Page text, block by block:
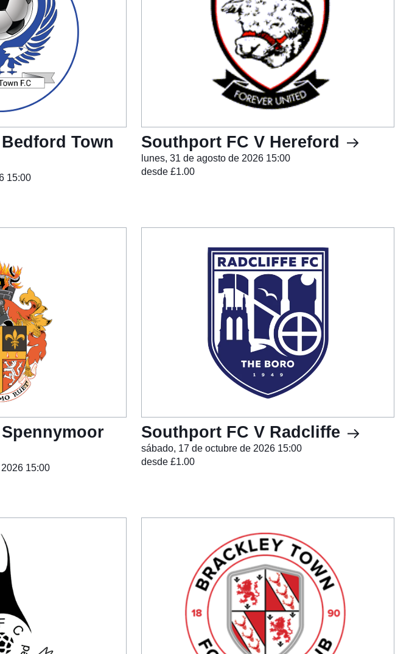
Town
15:00
Southport FC V Hereford
lunes, 31 de agosto de 2026 15:00
desde £1.00
15:00
Southport FC V Radcliffe
sábado, 17 de octubre de 2026 15:00
desde £1.00